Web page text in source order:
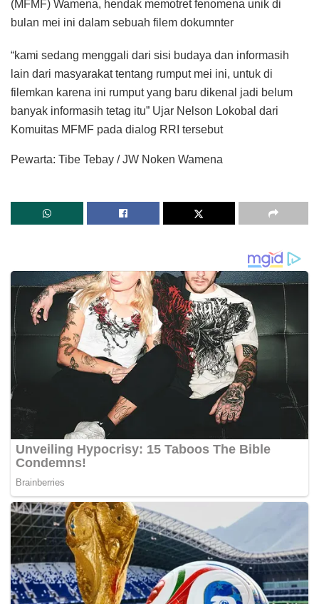
(MFMF) Wamena, hendak memotret fenomena unik di
bulan mei ini dalam sebuah filem dokumnter
“kami sedang menggali dari sisi budaya dan informasih
lain dari masyarakat tentang rumput mei ini, untuk di
filemkan karena ini rumput yang baru dikenal jadi belum
banyak informasih tetag itu” Ujar Nelson Lokobal dari
Komuitas MFMF pada dialog RRI tersebut
Pewarta: Tibe Tebay / JW Noken Wamena